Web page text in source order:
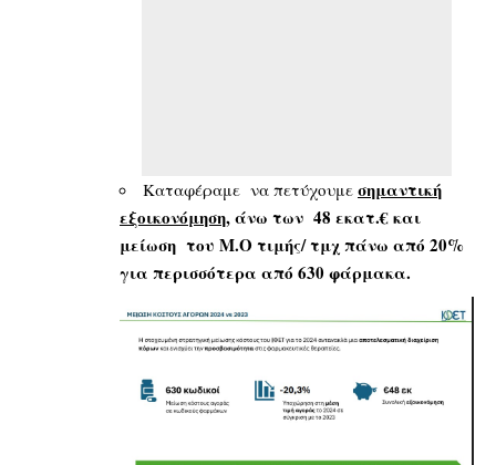
Καταφέραμε να πετύχουμε σημαντική
εξοικονόμηση, άνω των 48 εκατ.€ και
μείωση του Μ.Ο τιμής/ τμχ πάνω από 20%
για περισσότερα από 630 φάρμακα.